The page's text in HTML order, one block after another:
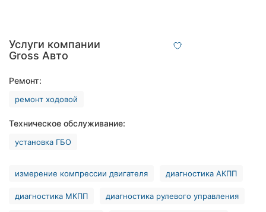
Винница
Ровно
Кропивницкий
Услуги компании
Gross Авто
Ремонт:
ремонт ходовой
Техническое обслуживание:
установка ГБО
измерение компрессии двигателя диагностика АКПП
диагностика МКПП диагностика рулевого управления